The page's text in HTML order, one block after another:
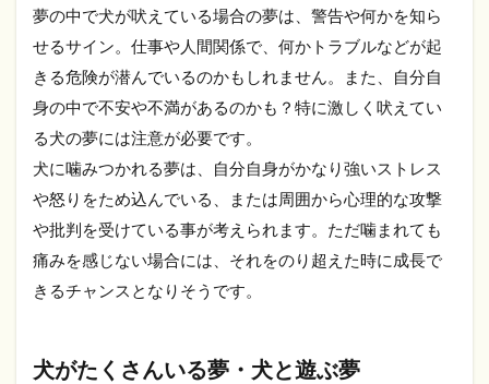
いる
夢・
犬と
遊ぶ
夢
1.3
大型
犬の
夢・
小型
犬に
夢
夢・
夢の中で犬が吠えている場合の夢は、警告や何かを知ら
せるサイン。仕事や人間関係で、何かトラブルなどが起
きる危険が潜んでいるのかもしれません。また、自分自
身の中で不安や不満があるのかも？特に激しく吠えてい
る犬の夢には注意が必要です。
犬に噛みつかれる夢は、自分自身がかなり強いストレス
や怒りをため込んでいる、または周囲から心理的な攻撃
や批判を受けている事が考えられます。ただ噛まれても
痛みを感じない場合には、それをのり超えた時に成長で
きるチャンスとなりそうです。
犬がたくさんいる夢・犬と遊ぶ夢